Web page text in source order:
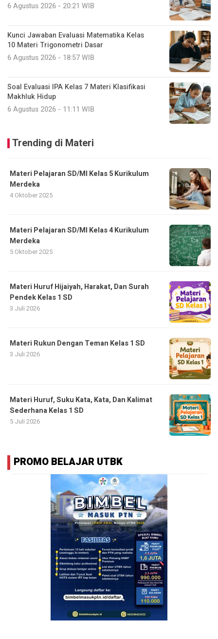
6 Agustus 2026 - 20:21 WIB
Kunci Jawaban Evaluasi Matematika Kelas
10 Materi Trigonometri Dasar
6 Agustus 2026 - 18:57 WIB
Soal Evaluasi IPA Kelas 7 Materi Klasifikasi
Makhluk Hidup
6 Agustus 2026 - 11:11 WIB
Trending di Materi
Materi Pelajaran SD/MI Kelas 5 Kurikulum
Merdeka
4 Oktober 2025
Materi Pelajaran SD/MI Kelas 4 Kurikulum
Merdeka
5 Oktober 2025
Materi Huruf Hijaiyah, Harakat, Dan Surah
Pendek Kelas 1 SD
3 Juli 2026
Materi Rukun Dengan Teman Kelas 1 SD
3 Juli 2026
Materi Huruf, Suku Kata, Kata, Dan Kalimat
Sederhana Kelas 1 SD
5 Juli 2026
PROMO BELAJAR UTBK